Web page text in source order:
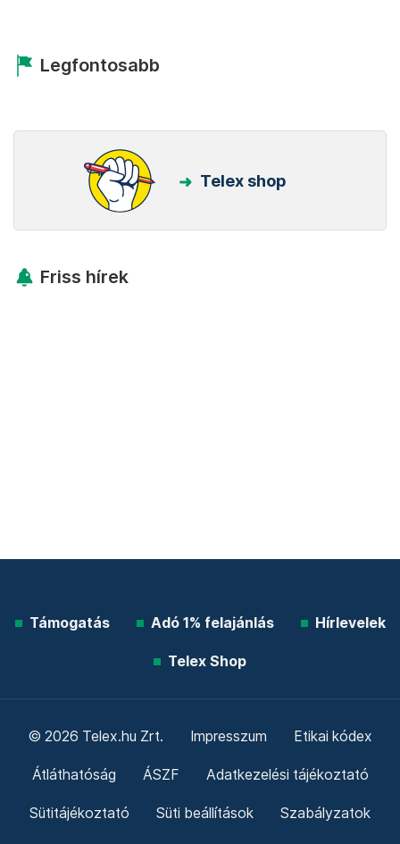
Legfontosabb
Telex shop
Friss hírek
Támogatás Adó 1% felajánlás Hírlevelek
Telex Shop
© 2026 Telex.hu Zrt. Impresszum Etikai kódex
Átláthatóság ÁSZF Adatkezelési tájékoztató
Sütitájékoztató Süti beállítások Szabályzatok